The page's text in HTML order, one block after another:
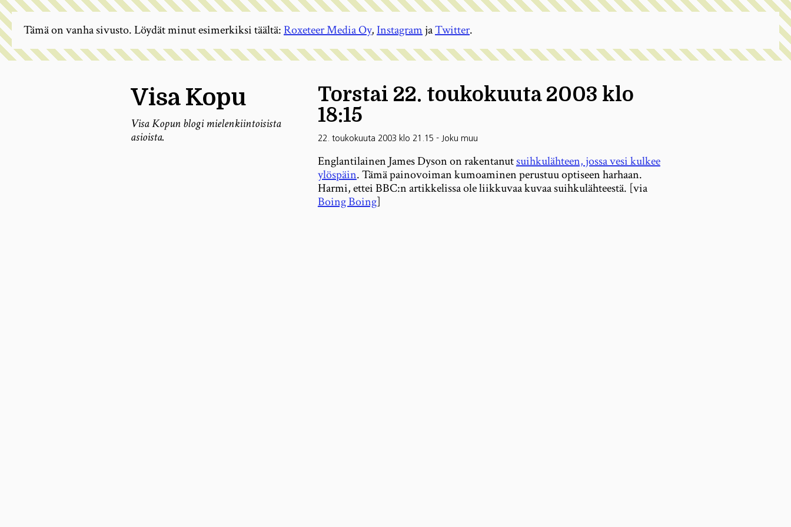
Visa Kopu
Visa Kopun blogi mielenkiintoisista
asioista.
Torstai 22. toukokuuta 2003 klo
18:15
22. toukokuuta 2003 klo 21.15 - Joku muu
Englantilainen James Dyson on rakentanutsuihkulähteen, jossa vesi kulkee
ylöspäin. Tämä painovoiman kumoaminen perustuu optiseen harhaan.
Harmi, ettei BBC:n artikkelissa ole liikkuvaa kuvaa suihkulähteestä. [via
Boing Boing]
Tämä on vanha sivusto. Löydät minut esimerkiksi täältä:Roxeteer Media Oy,InstagramjaTwitter.